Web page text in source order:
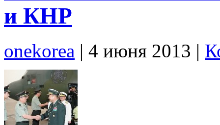
и КНР
onekorea | 4 июня 2013 |